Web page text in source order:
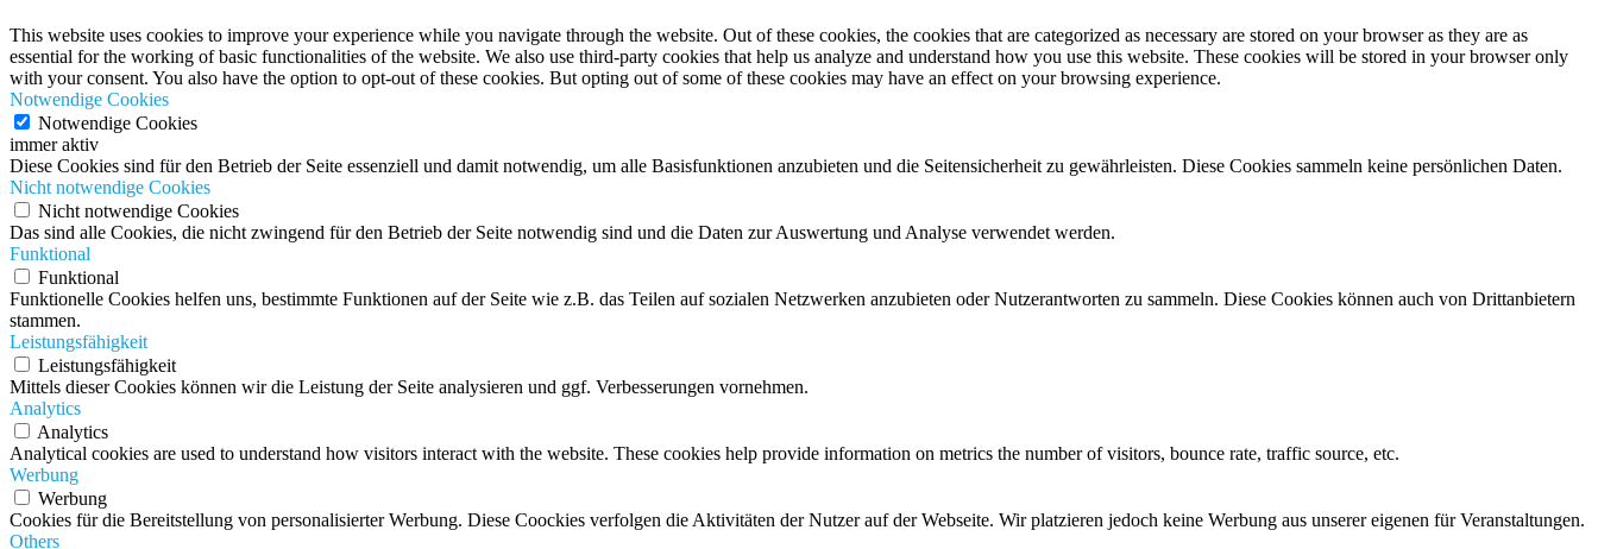
This website uses cookies to improve your experience while you navigate through the website. Out of these cookies, the cookies that are categorized as necessary are stored on your browser as they are as
essential for the working of basic functionalities of the website. We also use third-party cookies that help us analyze and understand how you use this website. These cookies will be stored in your browser only
with your consent. You also have the option to opt-out of these cookies. But opting out of some of these cookies may have an effect on your browsing experience.
Notwendige Cookies
Notwendige Cookies
immer aktiv
Diese Cookies sind für den Betrieb der Seite essenziell und damit notwendig, um alle Basisfunktionen anzubieten und die Seitensicherheit zu gewährleisten. Diese Cookies sammeln keine persönlichen Daten.
Nicht notwendige Cookies
Nicht notwendige Cookies
Das sind alle Cookies, die nicht zwingend für den Betrieb der Seite notwendig sind und die Daten zur Auswertung und Analyse verwendet werden.
Funktional
Funktional
Funktionelle Cookies helfen uns, bestimmte Funktionen auf der Seite wie z.B. das Teilen auf sozialen Netzwerken anzubieten oder Nutzerantworten zu sammeln. Diese Cookies können auch von Drittanbietern
stammen.
Leistungsfähigkeit
Leistungsfähigkeit
Mittels dieser Cookies können wir die Leistung der Seite analysieren und ggf. Verbesserungen vornehmen.
Analytics
Analytics
Analytical cookies are used to understand how visitors interact with the website. These cookies help provide information on metrics the number of visitors, bounce rate, traffic source, etc.
Werbung
Werbung
Cookies für die Bereitstellung von personalisierter Werbung. Diese Coockies verfolgen die Aktivitäten der Nutzer auf der Webseite. Wir platzieren jedoch keine Werbung aus unserer eigenen für Veranstaltungen.
Others